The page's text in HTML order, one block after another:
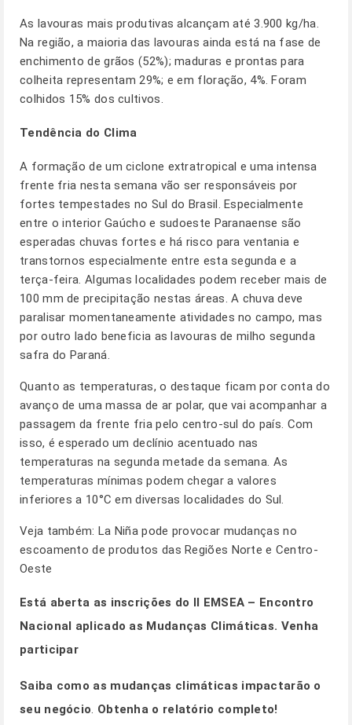
As lavouras mais produtivas alcançam até 3.900 kg/ha.
Na região, a maioria das lavouras ainda está na fase de
enchimento de grãos (52%); maduras e prontas para
colheita representam 29%; e em floração, 4%. Foram
colhidos 15% dos cultivos.
Tendência do Clima
A formação de um ciclone extratropical e uma intensa
frente fria nesta semana vão ser responsáveis por
fortes tempestades no Sul do Brasil. Especialmente
entre o interior Gaúcho e sudoeste Paranaense são
esperadas chuvas fortes e há risco para ventania e
transtornos especialmente entre esta segunda e a
terça-feira. Algumas localidades podem receber mais de
100 mm de precipitação nestas áreas. A chuva deve
paralisar momentaneamente atividades no campo, mas
por outro lado beneficia as lavouras de milho segunda
safra do Paraná.
Quanto as temperaturas, o destaque ficam por conta do
avanço de uma massa de ar polar, que vai acompanhar a
passagem da frente fria pelo centro-sul do país. Com
isso, é esperado um declínio acentuado nas
temperaturas na segunda metade da semana. As
temperaturas mínimas podem chegar a valores
inferiores a 10°C em diversas localidades do Sul.
Veja também: La Niña pode provocar mudanças no
escoamento de produtos das Regiões Norte e Centro-
Oeste
Está aberta as inscrições do II EMSEA – Encontro
Nacional aplicado as Mudanças Climáticas. Venha
participar
Saiba como as mudanças climáticas impactarão o
seu negócio. Obtenha o relatório completo!